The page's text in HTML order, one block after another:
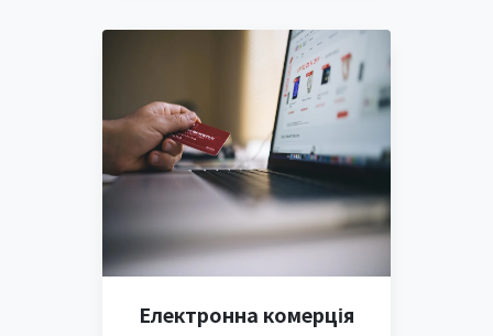
Електронна комерція